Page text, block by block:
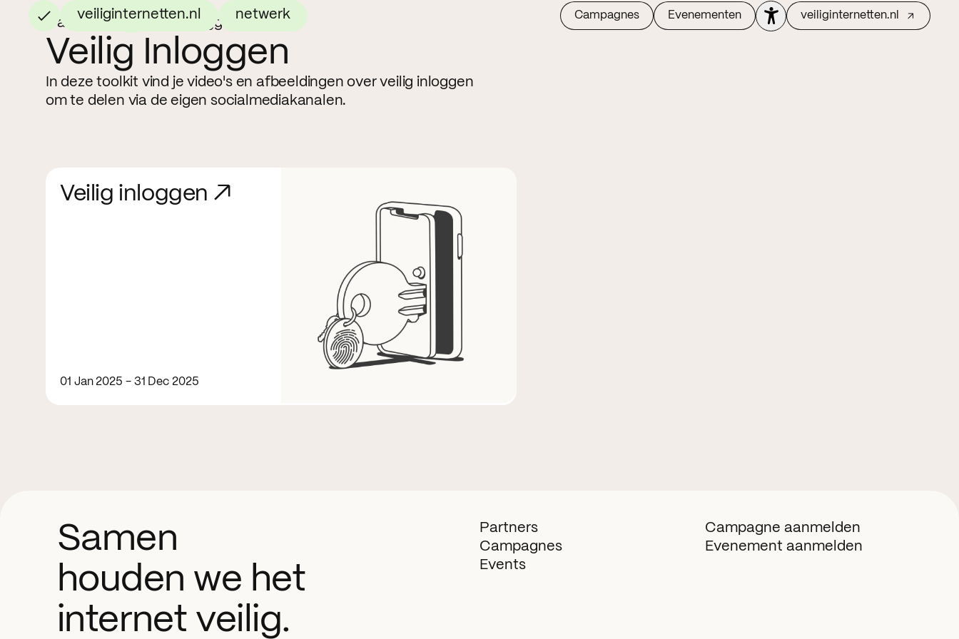
veiliginternetten.nl netwerk Campagnes Evenementen veiliginternetten.nl
Campagne Veilig Inloggen
Veilig Inloggen
In deze toolkit vind je video's en afbeeldingen over veilig inloggen
om te delen via de eigen socialmediakanalen.
Veilig inloggen ↗
01 Jan 2025 - 31 Dec 2025
Samen
houden we het
internet veilig.
Partners
Campagnes
Events
Campagne aanmelden
Evenement aanmelden